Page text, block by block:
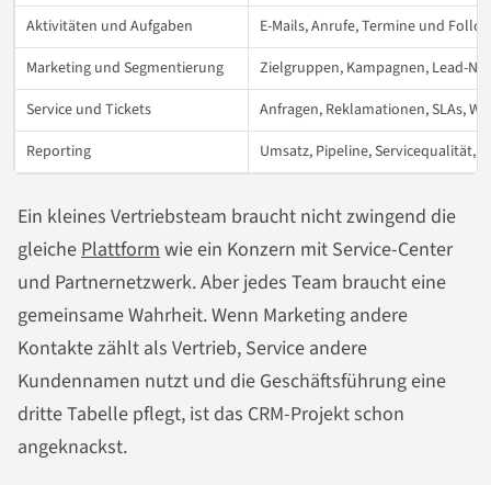
Aktivitäten und Aufgaben
E-Mails, Anrufe, Termine und
Marketing und Segmentierung
Zielgruppen, Kampagnen, Lead-
Service und Tickets
Anfragen, Reklamationen, SLAs,
Reporting
Umsatz, Pipeline, Servicequalität,
Ein kleines Vertriebsteam braucht nicht zwingend die
gleiche Plattform wie ein Konzern mit Service-Center
und Partnernetzwerk. Aber jedes Team braucht eine
gemeinsame Wahrheit. Wenn Marketing andere
Kontakte zählt als Vertrieb, Service andere
Kundennamen nutzt und die Geschäftsführung eine
dritte Tabelle pflegt, ist das CRM-Projekt schon
angeknackst.